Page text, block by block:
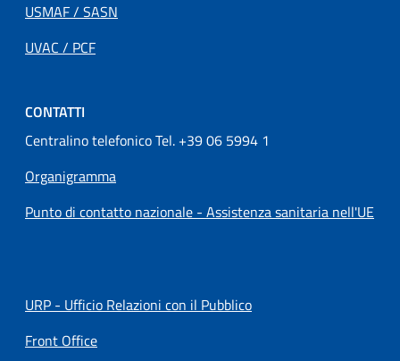
USMAF / SASN
UVAC / PCF
CONTATTI
Centralino telefonico Tel. +39 06 5994 1
Organigramma
Punto di contatto nazionale - Assistenza sanitaria nell'UE
URP - Ufficio Relazioni con il Pubblico
Front Office